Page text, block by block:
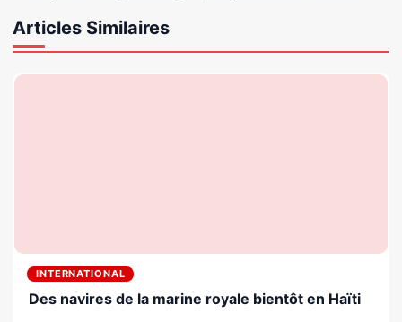
Articles Similaires
INTERNATIONAL
Des navires de la marine royale bientôt en Haïti